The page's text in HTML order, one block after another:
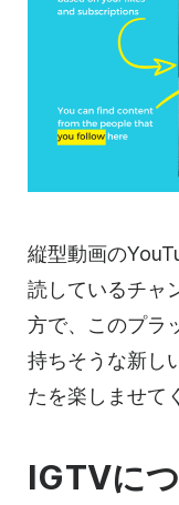
縦型動画の
読しているチャ
方で、このプラ
持ちそうな新し
たを楽しませて
IGTVに